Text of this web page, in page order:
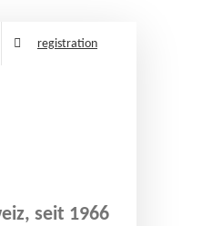
registration
seit 1966